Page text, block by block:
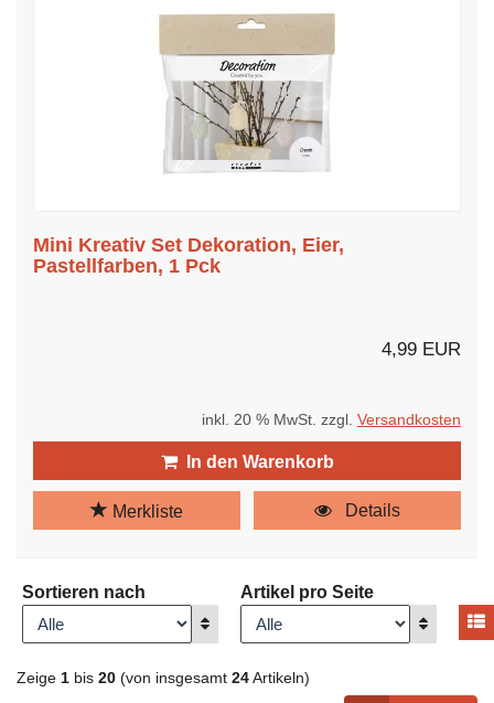
Mini Kreativ Set Dekoration, Eier,
Pastellfarben, 1 Pck
4,99 EUR
inkl. 20 % MwSt. zzgl. Versandkosten
In den Warenkorb
Merkliste Details
Sortieren nach
Anzeigen
Artikel pro Seite
Anzeigen
Zeige 1 bis 20 (von insgesamt 24 Artikeln)